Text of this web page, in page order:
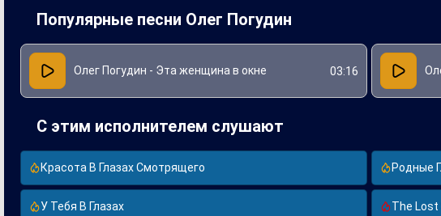
Популярные песни Олег Погудин
Олег Погудин - Эта женщина в окне 03:16
С этим исполнителем слушают
Красота В Глазах Смотрящего Родные
У Тебя В Глазах The Lost